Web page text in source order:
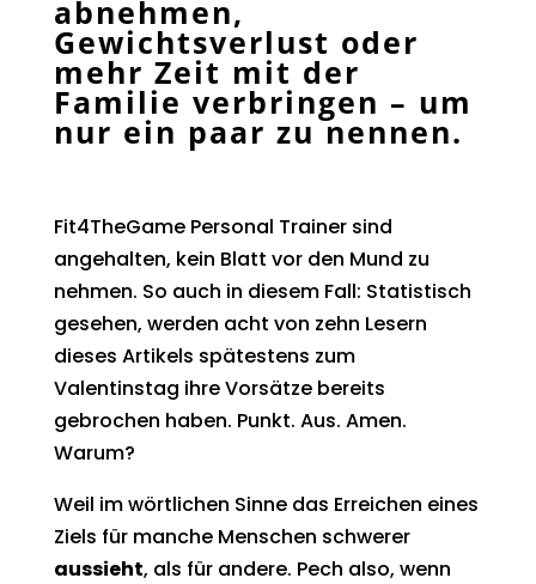
abnehmen,
Gewichtsverlust oder
mehr Zeit mit der
Familie verbringen – um
nur ein paar zu nennen.
Fit4TheGame Personal Trainer sind
angehalten, kein Blatt vor den Mund zu
nehmen. So auch in diesem Fall: Statistisch
gesehen, werden acht von zehn Lesern
dieses Artikels spätestens zum
Valentinstag ihre Vorsätze bereits
gebrochen haben. Punkt. Aus. Amen.
Warum?
Weil im wörtlichen Sinne das Erreichen eines
Ziels für manche Menschen schwerer
aussieht, als für andere. Pech also, wenn